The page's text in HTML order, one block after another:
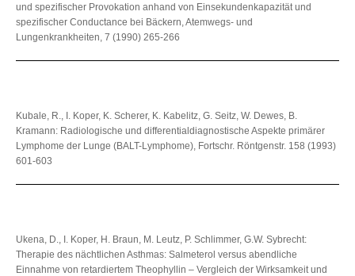
und spezifischer Provokation anhand von Einsekundenkapazität und
spezifischer Conductance bei Bäckern, Atemwegs- und
Lungenkrankheiten, 7 (1990) 265-266
Kubale, R., I. Koper, K. Scherer, K. Kabelitz, G. Seitz, W. Dewes, B.
Kramann: Radiologische und differentialdiagnostische Aspekte primärer
Lymphome der Lunge (BALT-Lymphome), Fortschr. Röntgenstr. 158 (1993)
601-603
Ukena, D., I. Koper, H. Braun, M. Leutz, P. Schlimmer, G.W. Sybrecht:
Therapie des nächtlichen Asthmas: Salmeterol versus abendliche
Einnahme von retardiertem Theophyllin – Vergleich der Wirksamkeit und